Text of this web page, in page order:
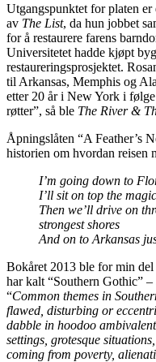
Utgangspunktet for platen
av The List, da hun jobbet
for å restaurere farens
Universitetet hadde kjøpt
restaureringsprosjektet.
til Arkansas, Memphis og
etter 20 år i New York i følge
røtter”, så ble The River &
Åpningslåten “A Feather’s
historien om hvordan reisen
I’m going down to
I’ll sit on top the
Then we’ll drive on
strongest shores
And on to Arkansas
Bokåret 2013 ble for min del
har kalt “Southern Gothic”
“Common themes in
flawed, disturbing or
dabble in hoodoo
settings, grotesque
coming from poverty,